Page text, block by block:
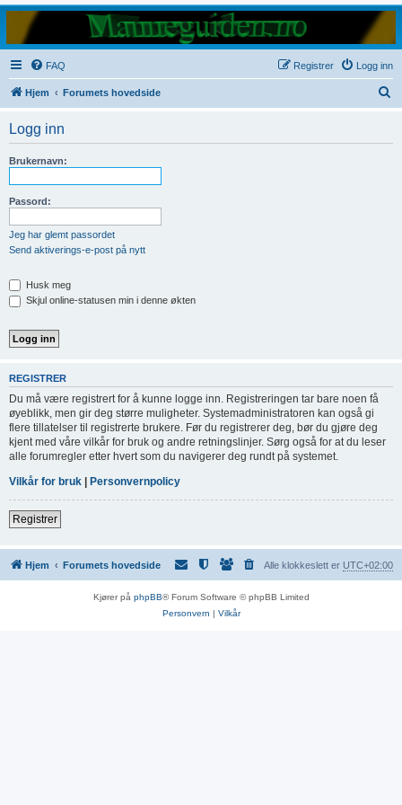
FAQ Logg inn
Registrer
Hjem Forumets hovedside
Logg inn
Brukernavn:
Passord:
Jeg har glemt passordet
Send aktiverings-e-post på nytt
Husk meg
Skjul online-statusen min i denne økten
REGISTRER
Du må være registrert for å kunne logge inn. Registreringen tar bare noen få
øyeblikk, men gir deg større muligheter. Systemadministratoren kan også gi
flere tillatelser til registrerte brukere. Før du registrerer deg, bør du gjøre deg
kjent med våre vilkår for bruk og andre retningslinjer. Sørg også for at du leser
alle forumregler etter hvert som du navigerer deg rundt på systemet.
Vilkår for bruk
Personvernpolicy
Registrer
Hjem Forumets hovedside Alle klokkeslett er UTC+02:00
Kjører på phpBB® Forum Software © phpBB Limited
Personvern
Vilkår